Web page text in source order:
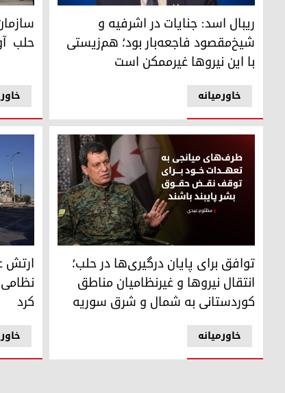
ریبال رفعت اسد، رئیس سازمان آزادی و دموکراسی
خاورمیانه
ریبال اسد: جنایات در اشرفیه و
شیخ‌مقصود فاجعه‌بار بود؛ هم‌زیستی
با این نیروها غیرممکن است
سازمان ملل متحد:
حلب
توافق برای پایان درگیری‌ها در حلب؛ انتقال نیروها
خاورمیانه
توافق برای پایان درگیری‌ها در حلب؛
انتقال نیروها و غیرنظامیان مناطق
کوردستانی به شمال و شرق سوریه
ارتش
ارتش
کرد